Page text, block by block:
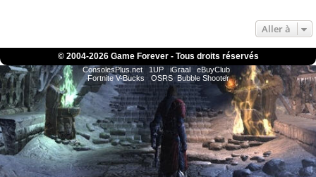
Aller à
© 2004-2026 Game Forever - Tous droits réservés
ConsolesPlus.net 1UP iGraal
eBuyClub
Fortnite V-Bucks
OSRS Bubble Shooter